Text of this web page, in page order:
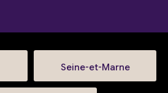
Seine-et-Marne